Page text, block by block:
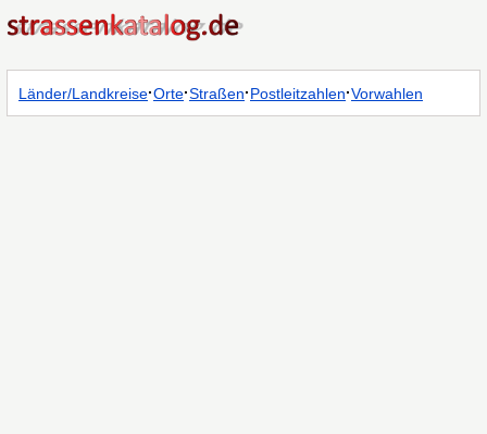
Länder/Landkreise·Orte·Straßen·Postleitzahlen·Vorwahlen